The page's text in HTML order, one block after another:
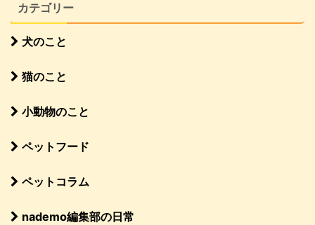
カテゴリー
犬のこと
猫のこと
小動物のこと
ペットフード
ペットコラム
nademo編集部の日常